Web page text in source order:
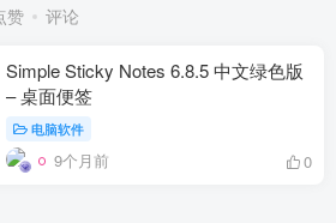
赞 评论
Simple Sticky Notes 6.8.5 中文绿色版
– 桌面便签
电脑软件
9个月前 0